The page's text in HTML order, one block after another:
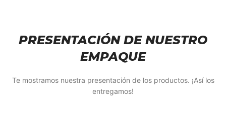
PRESENTACIÓN DE NUESTRO
EMPAQUE
Te mostramos nuestra presentación de los productos. ¡Así los
entregamos!